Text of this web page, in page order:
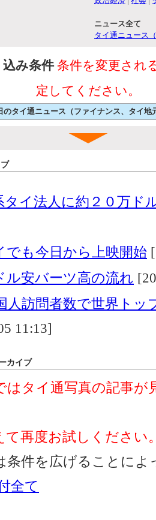
ニュース全て
タイ通ニュース
み条件 条件を変更され
定してください。
のタイ通ニュース（ファイナンス、タイ地
タイ法人に約２０万ド
でも今日から上映開始
ル安バーツ高の流れ
人訪問者数で世界トッ
11:13]
カイブ
はタイ通写真の記事が
て再度お試しください
条件を広げることに
全て